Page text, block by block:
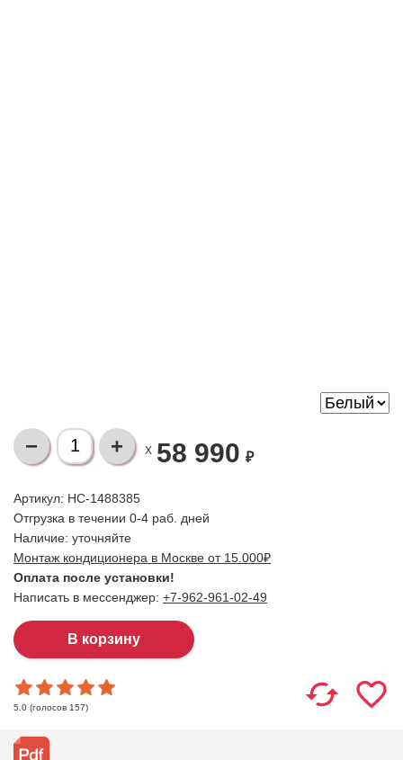
X 58 990 ₽
Артикул: НС-1488385
Отгрузка в течении 0-4 раб. дней
Наличие: уточняйте
Монтаж кондиционера в Москве от 15.000₽
Оплата после установки!
Написать в мессенджер: +7-962-961-02-49
5.0 (голосов 157)